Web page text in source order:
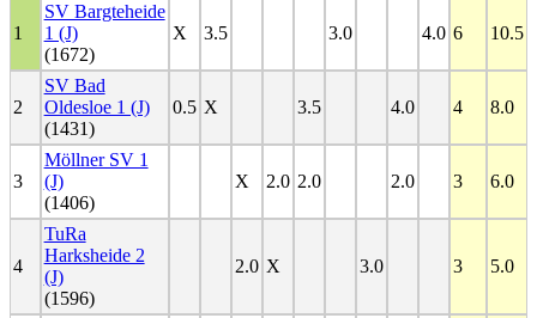
1
SV Bargteheide
1 (J)
(1672)
X 3.5 3.0 4.0 6 10.5
2
SV Bad
Oldesloe 1 (J)
(1431)
0.5 X 3.5 4.0 4 8.0
3
Möllner SV 1
(J)
(1406)
X 2.0 2.0 2.0 3 6.0
4
TuRa
Harksheide 2
(J)
(1596)
2.0 X 3.0 3 5.0